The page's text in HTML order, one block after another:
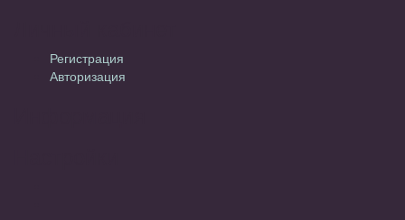
Регистрация
Авторизация